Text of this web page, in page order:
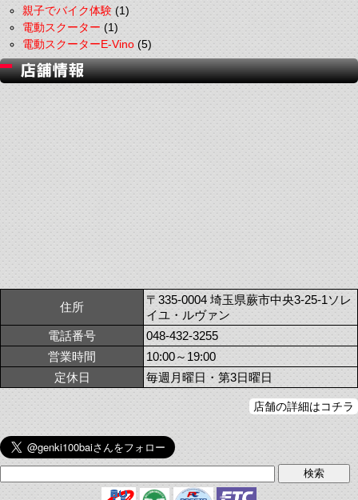
親子でバイク体験(1)
電動スクーター(1)
電動スクーターE-Vino(5)
住所
〒335-0004 埼玉県蕨市中央3-25-1ソレ
イユ・ルヴァン
電話番号
048-432-3255
営業時間
10:00～19:00
定休日
毎週月曜日・第3日曜日
店舗の詳細はコチラ